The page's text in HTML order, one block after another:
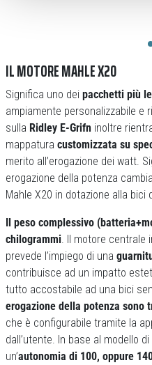
IL MOTORE MAHLE X20
Significa uno dei pacchetti più
ampiamente personalizzabile e
sulla Ridley E-Grifn inoltre
mappatura customizzata su
merito all’erogazione dei watt.
erogazione della potenza
Mahle X20 in dotazione alla bici
Il peso complessivo
chilogrammi . Il motore
prevede l’impiego di una
contribuisce ad un impatto
tutto accostabile ad una bici
erogazione della potenza sono
che è configurabile tramite la
dall’utente. In base al modello
un’autonomia di 100, oppure